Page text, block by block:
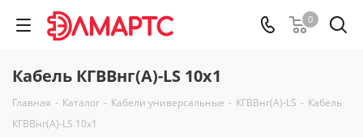
0
Кабель КГВВнг(А)-LS 10х1
Главная - Каталог - Кабели универсальные - КГВВнг(А)-LS - Кабель
КГВВнг(А)-LS 10х1